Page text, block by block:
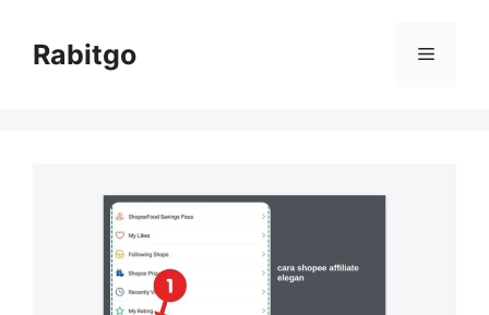
contentRabitgo Menu